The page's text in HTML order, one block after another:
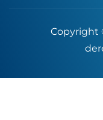
Copyright